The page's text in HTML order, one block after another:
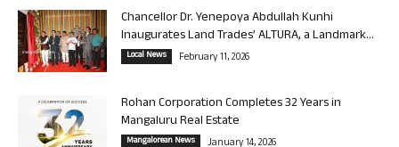
Chancellor Dr. Yenepoya Abdullah Kunhi
Inaugurates Land Trades’ ALTURA, a Landmark...
Local News February 11, 2026
Rohan Corporation Completes 32 Years in
Mangaluru Real Estate
Mangalorean News January 14, 2026